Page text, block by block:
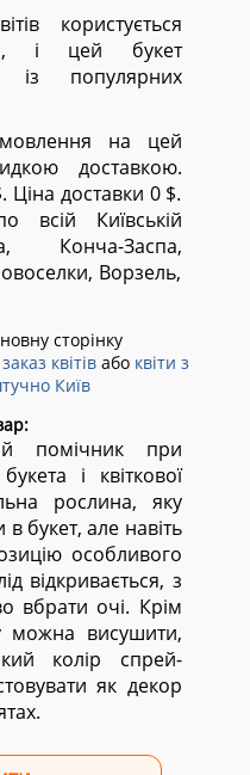
користується
і цей букет
із популярних
на цей
доставкою.
Ціна доставки 0 $.
всій Київській
Конча-Заспа,
Ворзель,
сторінку
квітівабо квіти з
Київ
помічник при
і квіткової
рослина, яку
букет, але навіть
особливого
відкривається, з
вбрати очі. Крім
можна висушити,
колір спрей-
як декор